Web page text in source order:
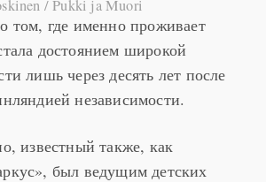
/ Pukki ja Muori
том, где именно проживает
достоянием широкой
лишь через десять лет после
независимости.
известный также, как
был ведущим детских